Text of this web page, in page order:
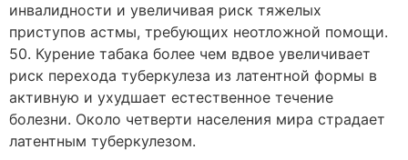
инвалидности и увеличивая риск тяжелых
приступов астмы, требующих неотложной помощи.
50. Курение табака более чем вдвое увеличивает
риск перехода туберкулеза из латентной формы в
активную и ухудшает естественное течение
болезни. Около четверти населения мира страдает
латентным туберкулезом.